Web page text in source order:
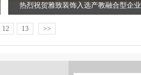
热烈祝贺雅致装饰入选产教融合型企业
12 13 >>